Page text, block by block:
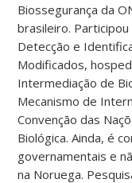
Biossegurança da
brasileiro.
Detecção e
Modificados,
Intermediação de
Mecanismo de
Convenção das
Biológica. Ainda, é
governamentais e
na Noruega.